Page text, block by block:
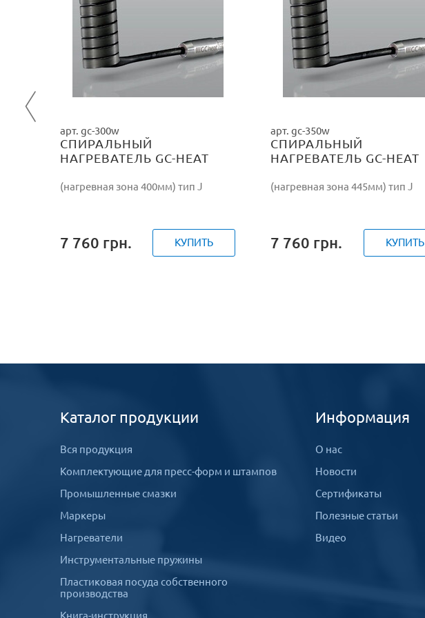
арт. gc-300w
СПИРАЛЬНЫЙ
НАГРЕВАТЕЛЬ GC-HEAT
(нагревная зона 400мм) тип J
7 760 грн. КУПИТЬ
арт. gc-350w
СПИРАЛЬНЫЙ
НАГРЕВАТЕЛЬ GC-HEAT
(нагревная зона 445мм) тип J
7 760 грн. КУПИТЬ
Каталог продукции
Вся продукция
Комплектующие для пресс-форм и штампов
Промышленные смазки
Маркеры
Нагреватели
Инструментальные пружины
Пластиковая посуда собственного
производства
Информация
О нас
Новости
Сертификаты
Полезные статьи
Видео